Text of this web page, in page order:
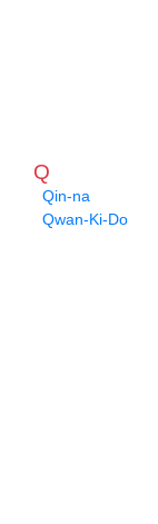
Q
Qin-na
Qwan-Ki-Do